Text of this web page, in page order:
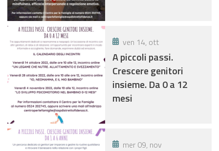
ven 14, ott
A piccoli passi.
Crescere genitori
insieme. Da 0 a 12
mesi
mer 09, nov